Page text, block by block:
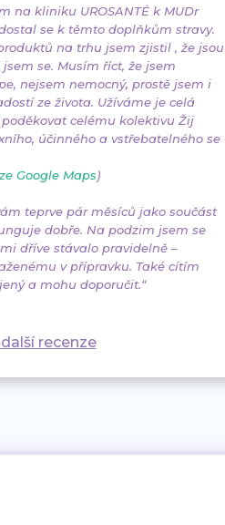
na kliniku UROSANTÉ k MUDr
se k těmto doplňkům stravy.
na trhu jsem zjistil , že jsou
se. Musím říct, že jsem
nejsem nemocný, prostě jsem i
ze života. Užíváme je celá
celému kolektivu Žij
účinného a vstřebatelného se
Google Maps)
teprve pár měsíců jako součást
dobře. Na podzim jsem se
dříve stávalo pravidelně –
v přípravku. Také cítím
a mohu doporučit.“
recenze